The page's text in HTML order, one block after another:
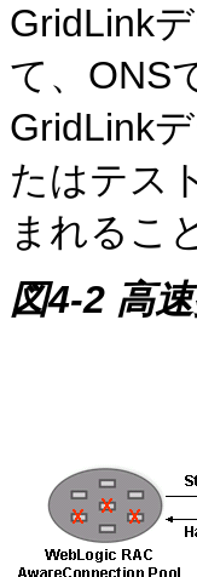
GridLink
て、ONS
GridLink
たはテス
まれるこ
図4-2 高